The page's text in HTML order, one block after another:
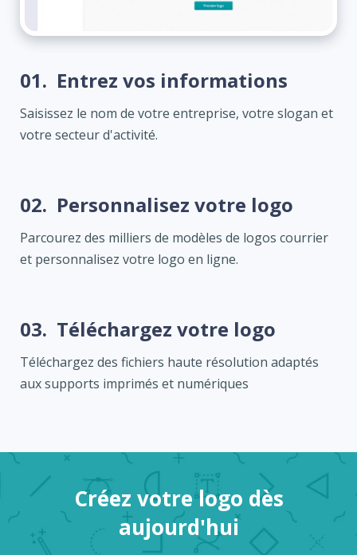
01. Entrez vos informations
Saisissez le nom de votre entreprise, votre slogan et
votre secteur d'activité.
02. Personnalisez votre logo
Parcourez des milliers de modèles de logos courrier
et personnalisez votre logo en ligne.
03. Téléchargez votre logo
Téléchargez des fichiers haute résolution adaptés
aux supports imprimés et numériques
Créez votre logo dès
aujourd'hui